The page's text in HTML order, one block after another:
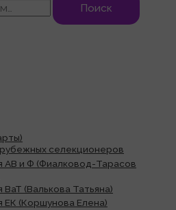
Поиск
селекционеров
АВ и Ф (Фиалковод-Тарасов
ВаТ (Валькова Татьяна)
ЕК (Коршунова Елена)